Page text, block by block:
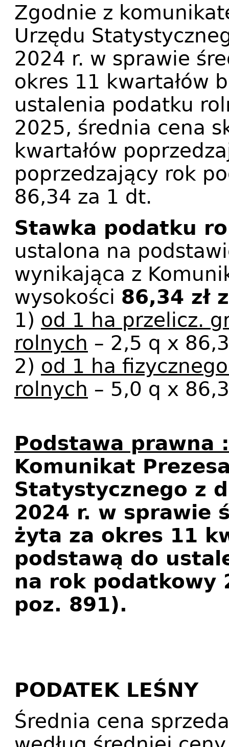
Zgodnie z
Urzędu
2024 r. w sprawie
okres 11 kwartałów
ustalenia podatku
2025, średnia cena
kwartałów
poprzedzający rok
86,34 za 1 dt.
Stawka podatku
ustalona na
wynikająca z
wysokości 86,34 zł
1) od 1 ha przelicz.
rolnych – 2,5 q x
2) od 1 ha
rolnych – 5,0 q x
Podstawa prawna :
Komunikat
Statystycznego z
2024 r. w sprawie
żyta za okres 11
podstawą do
na rok podatkowy
poz. 891).
PODATEK LEŚNY
Średnia cena